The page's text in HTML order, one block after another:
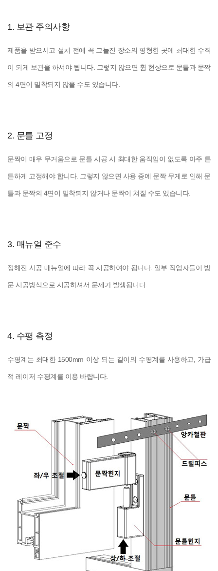
1. 보관 주의사항
제품을 받으시고 설치 전에 꼭 그늘진 장소의 평형한 곳에 최대한 수직
이 되게 보관을 하셔야 됩니다. 그렇지 않으면 휨 현상으로 문틀과 문짝
의 4면이 밀착되지 않을 수도 있습니다.
2. 문틀 고정
문짝이 매우 무거움으로 문틀 시공 시 최대한 움직임이 없도록 아주 튼
튼하게 고정해야 합니다. 그렇지 않으면 사용 중에 문짝 무게로 인해 문
틀과 문짝의 4면이 밀착되지 않거나 문짝이 쳐질 수도 있습니다.
3. 매뉴얼 준수
정해진 시공 매뉴얼에 따라 꼭 시공하여야 됩니다. 일부 작업자들이 방
문 시공방식으로 시공하셔서 문제가 발생됩니다.
4. 수평 측정
수평계는 최대한 1500mm 이상 되는 길이의 수평계를 사용하고, 가급
적 레이저 수평계를 이용 바랍니다.